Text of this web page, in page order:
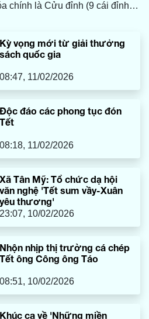
chính là Cửu đỉnh (9 cái đỉnh
Kỳ vọng mới từ giải thưởng
sách quốc gia
08:47, 11/02/2026
Độc đáo các phong tục đón
Tết
08:18, 11/02/2026
Xã Tân Mỹ: Tổ chức dạ hội
văn nghệ 'Tết sum vầy-Xuân
yêu thương'
23:07, 10/02/2026
Nhộn nhịp thị trường cá chép
Tết ông Công ông Táo
08:51, 10/02/2026
Khúc ca về 'Những miền